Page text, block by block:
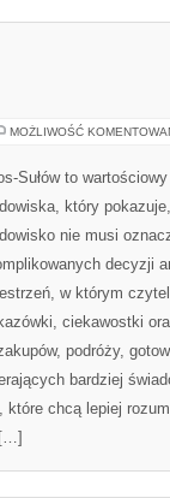
MOŻLIWOŚĆ
Sułów to
który
nie musi
decyzji
w którym
ciekawostki
podróży,
bardziej
chcą lepiej